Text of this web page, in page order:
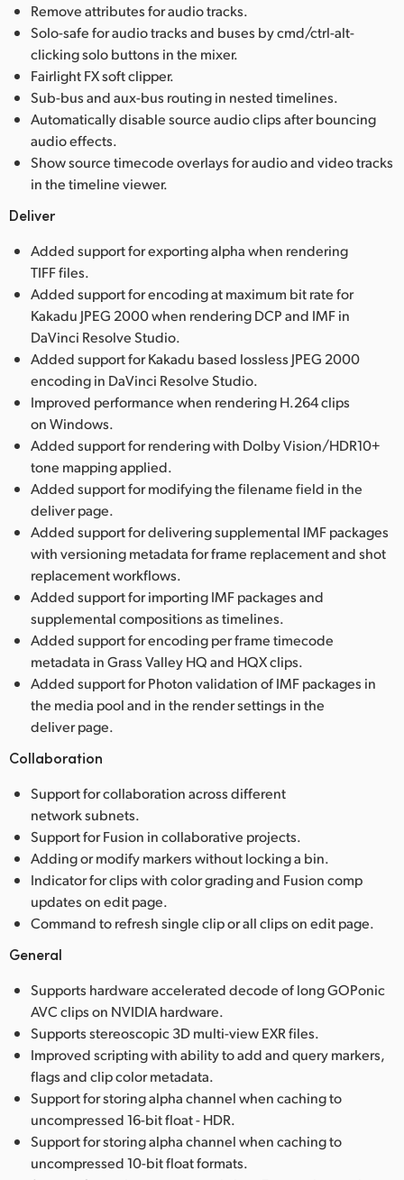
Remove attributes for audio tracks.
Solo-safe for audio tracks and buses by cmd/ctrl-alt-
clicking solo buttons in the mixer.
Fairlight FX soft clipper.
Sub-bus and aux-bus routing in nested timelines.
Automatically disable source audio clips after bouncing
audio effects.
Show source timecode overlays for audio and video tracks
in the timeline viewer.
Deliver
Added support for exporting alpha when rendering
TIFF files.
Added support for encoding at maximum bit rate for
Kakadu JPEG 2000 when rendering DCP and IMF in
DaVinci Resolve Studio.
Added support for Kakadu based lossless JPEG 2000
encoding in DaVinci Resolve Studio.
Improved performance when rendering H.264 clips
on Windows.
Added support for rendering with Dolby Vision/HDR10+
tone mapping applied.
Added support for modifying the filename field in the
deliver page.
Added support for delivering supplemental IMF packages
with versioning metadata for frame replacement and shot
replacement workflows.
Added support for importing IMF packages and
supplemental compositions as timelines.
Added support for encoding per frame timecode
metadata in Grass Valley HQ and HQX clips.
Added support for Photon validation of IMF packages in
the media pool and in the render settings in the
deliver page.
Collaboration
Support for collaboration across different
network subnets.
Support for Fusion in collaborative projects.
Adding or modify markers without locking a bin.
Indicator for clips with color grading and Fusion comp
updates on edit page.
Command to refresh single clip or all clips on edit page.
General
Supports hardware accelerated decode of long GOPonic
AVC clips on NVIDIA hardware.
Supports stereoscopic 3D multi-view EXR files.
Improved scripting with ability to add and query markers,
flags and clip color metadata.
Support for storing alpha channel when caching to
uncompressed 16-bit float - HDR.
Support for storing alpha channel when caching to
uncompressed 10-bit float formats.